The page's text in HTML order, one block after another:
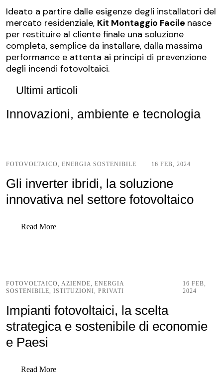
Ideato a partire dalle esigenze degli installatori del
mercato residenziale, Kit Montaggio Facile nasce
per restituire al cliente finale una soluzione
completa, semplice da installare, dalla massima
performance e attenta ai principi di prevenzione
degli incendi fotovoltaici.
Ultimi articoli
Innovazioni, ambiente e tecnologia
FOTOVOLTAICO, ENERGIA SOSTENIBILE 16 FEB, 2024
Gli inverter ibridi, la soluzione
innovativa nel settore fotovoltaico
Read More
FOTOVOLTAICO, AZIENDE, ENERGIA
SOSTENIBILE, ISTITUZIONI, PRIVATI
16 FEB,
2024
Impianti fotovoltaici, la scelta
strategica e sostenibile di economie
e Paesi
Read More